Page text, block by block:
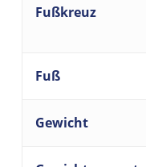
Fußkreuz
Fuß
Gewicht